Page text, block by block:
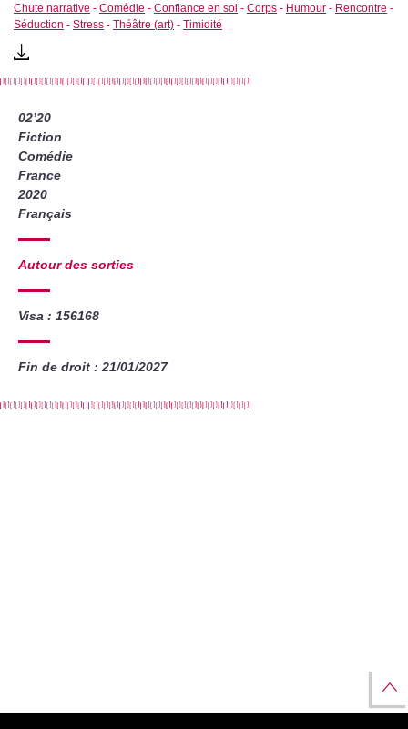
Chute narrative - Comédie - Confiance en soi - Corps - Humour - Rencontre -
Séduction - Stress - Théâtre (art) - Timidité
02’20
Fiction
Comédie
France
2020
Français
Autour des sorties
Visa : 156168
Fin de droit : 21/01/2027